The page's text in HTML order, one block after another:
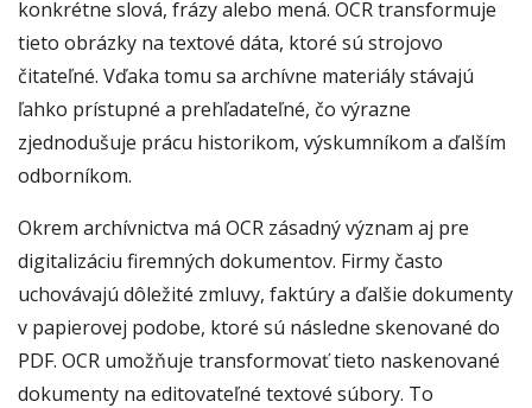
konkrétne slová, frázy alebo mená. OCR transformuje
tieto obrázky na textové dáta, ktoré sú strojovo
čitateľné. Vďaka tomu sa archívne materiály stávajú
ľahko prístupné a prehľadateľné, čo výrazne
zjednodušuje prácu historikom, výskumníkom a ďalším
odborníkom.
Okrem archívnictva má OCR zásadný význam aj pre
digitalizáciu firemných dokumentov. Firmy často
uchovávajú dôležité zmluvy, faktúry a ďalšie dokumenty
v papierovej podobe, ktoré sú následne skenované do
PDF. OCR umožňuje transformovať tieto naskenované
dokumenty na editovateľné textové súbory. To